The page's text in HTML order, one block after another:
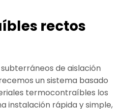
rectos
de aislación
un sistema basado
termocontraíbles los
instalación rápida y simple,